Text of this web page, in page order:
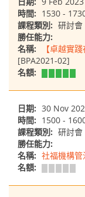
時間: 1530 -
課程類別: 研討會
勝任能力:
名稱:
【卓越實
[BPA2021-02]
名額:
日期: 30 Nov
時間: 1500 -
課程類別: 研討會
勝任能力:
名稱: 社福機構
名額: